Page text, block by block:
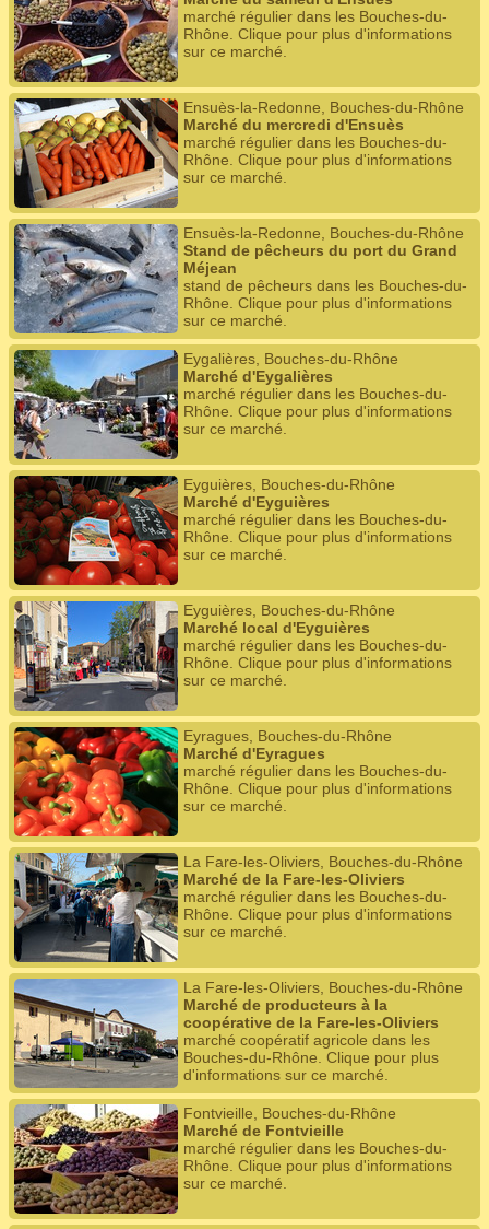
marché régulier dans les Bouches-du-
Rhône. Clique pour plus d'informations
sur ce marché.
Ensuès-la-Redonne, Bouches-du-Rhône
Marché du mercredi d'Ensuès
marché régulier dans les Bouches-du-
Rhône. Clique pour plus d'informations
sur ce marché.
Ensuès-la-Redonne, Bouches-du-Rhône
Stand de pêcheurs du port du Grand
Méjean
stand de pêcheurs dans les Bouches-du-
Rhône. Clique pour plus d'informations
sur ce marché.
Eygalières, Bouches-du-Rhône
Marché d'Eygalières
marché régulier dans les Bouches-du-
Rhône. Clique pour plus d'informations
sur ce marché.
Eyguières, Bouches-du-Rhône
Marché d'Eyguières
marché régulier dans les Bouches-du-
Rhône. Clique pour plus d'informations
sur ce marché.
Eyguières, Bouches-du-Rhône
Marché local d'Eyguières
marché régulier dans les Bouches-du-
Rhône. Clique pour plus d'informations
sur ce marché.
Eyragues, Bouches-du-Rhône
Marché d'Eyragues
marché régulier dans les Bouches-du-
Rhône. Clique pour plus d'informations
sur ce marché.
La Fare-les-Oliviers, Bouches-du-Rhône
Marché de la Fare-les-Oliviers
marché régulier dans les Bouches-du-
Rhône. Clique pour plus d'informations
sur ce marché.
La Fare-les-Oliviers, Bouches-du-Rhône
Marché de producteurs à la
coopérative de la Fare-les-Oliviers
marché coopératif agricole dans les
Bouches-du-Rhône. Clique pour plus
d'informations sur ce marché.
Fontvieille, Bouches-du-Rhône
Marché de Fontvieille
marché régulier dans les Bouches-du-
Rhône. Clique pour plus d'informations
sur ce marché.